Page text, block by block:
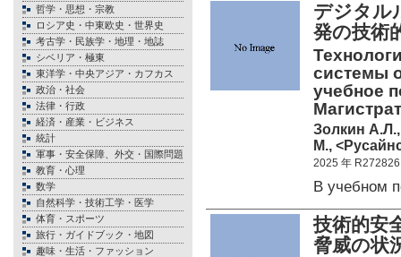
哲学・思想・宗教
ロシア史・中東欧史・世界史
考古学・民族学・地理・地誌
シベリア・極東
東洋学・中央アジア・カフカス
政治・社会
法律・行政
経済・産業・ビジネス
統計
軍事・安全保障、外交・国際問題
教育・心理
数学
自然科学・技術工学・医学
体育・スポーツ
旅行・ガイドブック・地図
趣味・生活・ファッション
デジタル
発の技術
системы
учебное
Золкин
М.,
2025 年 R272826
В учебном
技術的安
脅威の状